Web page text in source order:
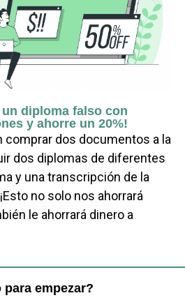
un diploma falso con
y ahorre un 20%!
comprar dos documentos a la
dos diplomas de diferentes
y una transcripción de la
no solo nos ahorrará
le ahorrará dinero a
para empezar?